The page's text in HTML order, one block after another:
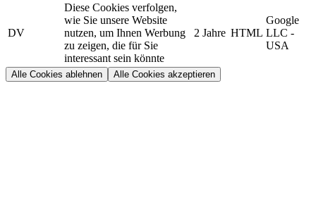
DV
Diese Cookies verfolgen,
wie Sie unsere Website
nutzen, um Ihnen Werbung
zu zeigen, die für Sie
interessant sein könnte
2 Jahre HTML
Google
LLC -
USA
Alle Cookies ablehnen Alle Cookies akzeptieren